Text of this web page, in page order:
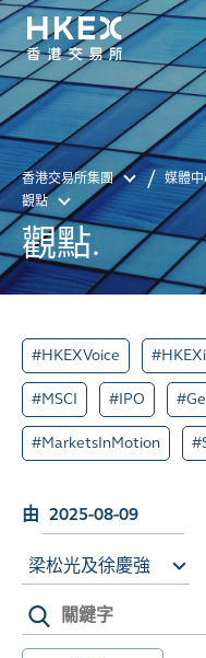
香港交易所集團 媒體
觀點
觀點.
#HKEXVoice
#MSCI #IPO
#MarketsInMotion
由
梁松光及徐慶強